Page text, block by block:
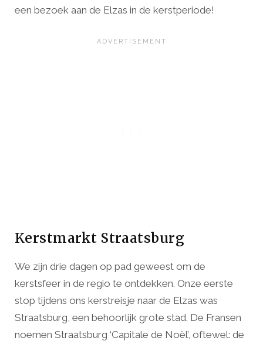
een bezoek aan de Elzas in de kerstperiode!
Kerstmarkt Straatsburg
We zijn drie dagen op pad geweest om de
kerstsfeer in de regio te ontdekken. Onze eerste
stop tijdens ons kerstreisje naar de Elzas was
Straatsburg, een behoorlijk grote stad. De Fransen
noemen Straatsburg ‘Capitale de Noël’, oftewel: de